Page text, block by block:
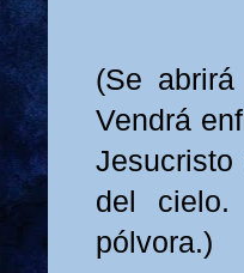
(Se
Vendrá
del
pólvora.)